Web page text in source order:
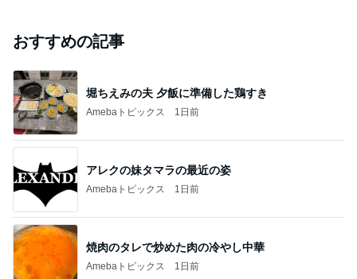
おすすめの記事
堀ちえみの夫 夕飯に準備した鶏すき
Amebaトピックス 1日前
アレクの妹タマラの最近の姿
Amebaトピックス 1日前
焼肉のタレで炒めた肉の冷やし中華
Amebaトピックス 1日前